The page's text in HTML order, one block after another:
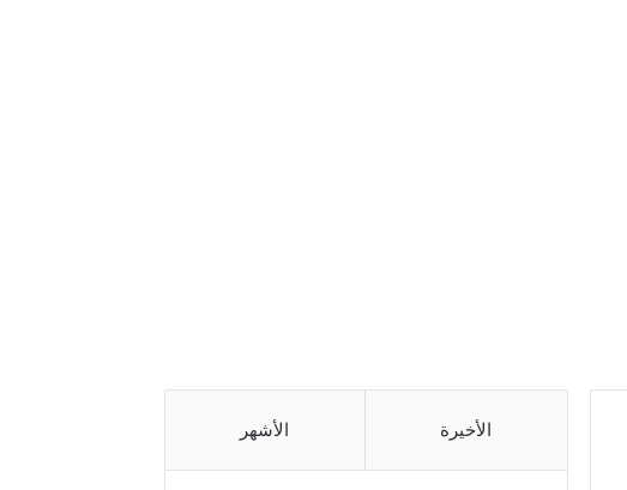
الأخيرة الأشهر